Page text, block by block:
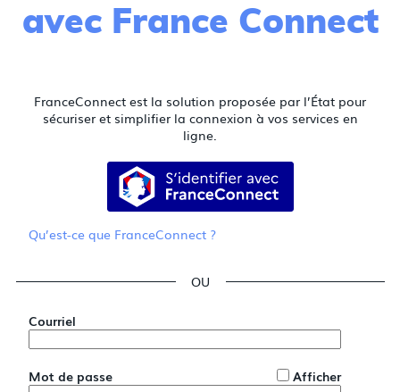
avec France Connect
FranceConnect est la solution proposée par l’État pour
sécuriser et simplifier la connexion à vos services en
ligne.
S’identifier avec FranceConnect
Qu’est-ce que FranceConnect ?
Courriel
Mot de passe Afficher